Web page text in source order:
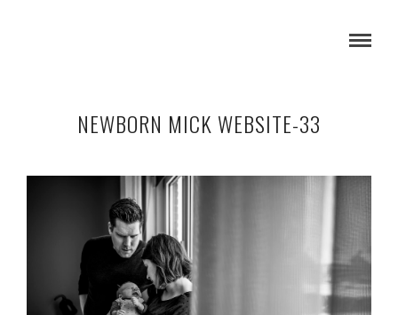
NEWBORN MICK WEBSITE-33